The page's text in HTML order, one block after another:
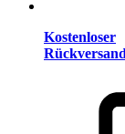
Kostenloser
Rückversand